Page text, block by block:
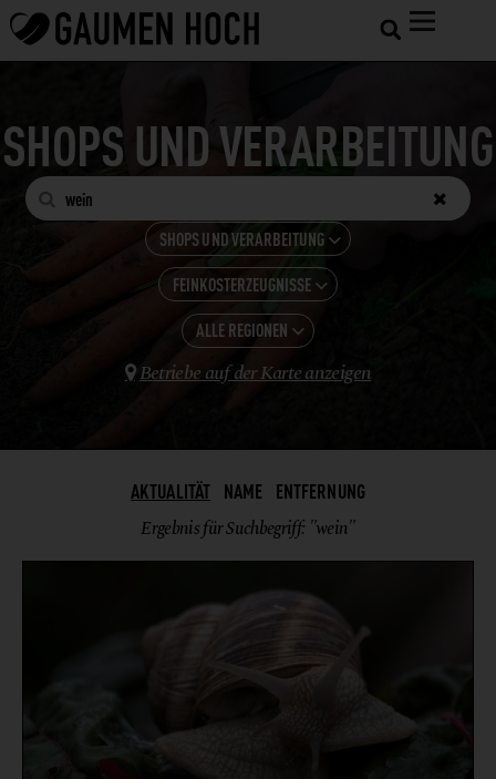
SHOPS UND VERARBEITUNG


SHOPS UND VERARBEITUNG 
ALLE KATEGORIEN
GASTRONOMIE
HOTELS
LANDWIRTSCHAFT
WEINBAU
FEINKOSTERZEUGNISSE 
ALLE ANZEIGEN
FEINKOSTERZEUGNISSE
ALLE REGIONEN 
WIEN
 Betriebe auf der Karte anzeigen
AKTUALITÄT NAME ENTFERNUNG
Ergebnis für Suchbegriff: "wein"